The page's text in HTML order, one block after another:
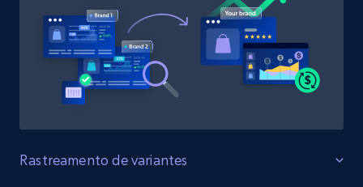
UPC
URL, Product id, Title, Product description,
Rating, Reviews count, Initial price, Discount,
and more.
Rastreamento de variantes